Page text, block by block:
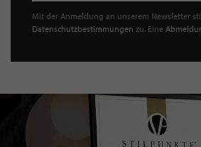
Mit der Anmeldung an unserem Newsletter
Datenschutzbestimmungen zu. Eine